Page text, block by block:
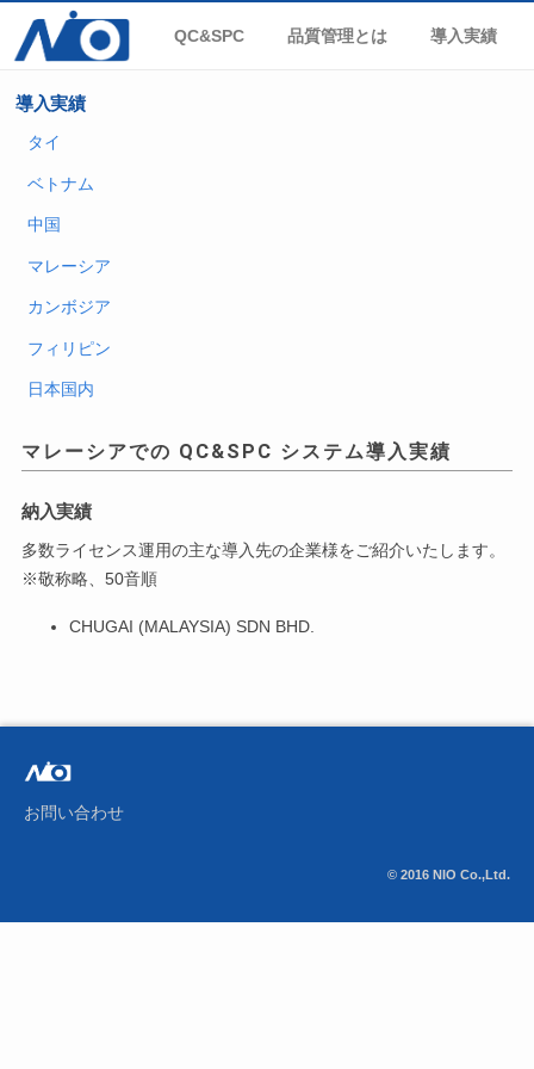
QC&SPC 品質管理とは 導入実績
導入実績
タイ
ベトナム
中国
マレーシア
カンボジア
フィリピン
日本国内
マレーシアでの QC&SPC システム導入実績
納入実績
多数ライセンス運用の主な導入先の企業様をご紹介いたします。
※敬称略、50音順
CHUGAI (MALAYSIA) SDN BHD.
お問い合わせ
© 2016 NIO Co.,Ltd.